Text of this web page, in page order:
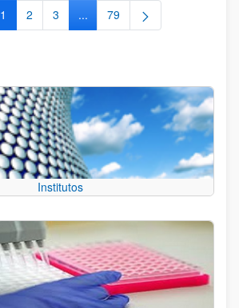
Página
1 Página
2 Página
3 ...Páginas intermedias Use TAB
Página
79
Institutos